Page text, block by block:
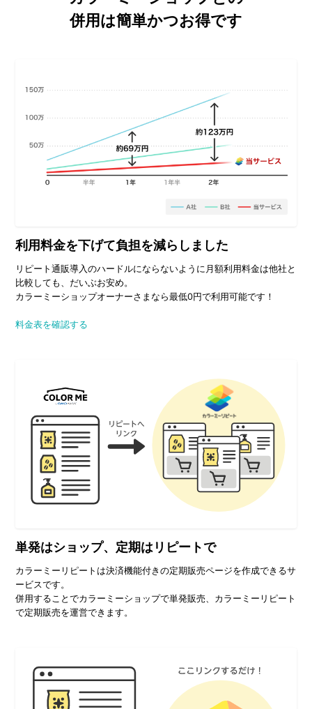
併用は簡単かつお得です
利用料金を下げて負担を減らしました
リピート通販導入のハードルにならないように月額利用料金は他社と
比較しても、だいぶお安め。
カラーミーショップオーナーさまなら最低0円で利用可能です！
料金表を確認する
単発はショップ、 定期はリピートで
カラーミーリピートは決済機能付きの定期販売ページを作成できるサ
ービスです。
併用することでカラーミーショップで単発販売、カラーミーリピート
で定期販売を運営できます。